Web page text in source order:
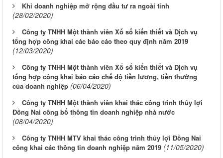
Khi doanh nghiệp mở rộng đầu tư ra ngoài tỉnh
(28/02/2020)
Công ty TNHH Một thành viên Xổ số kiến thiết và Dịch vụ
tổng hợp công khai các báo cáo theo quy định năm 2019
(12/03/2020)
Công ty TNHH Một thành viên Xổ số kiến thiết và Dịch vụ
tổng hợp công khai báo cáo chế độ tiền lương, tiền thưởng
của doanh nghiệp (06/04/2020)
Công ty TNHH Một thành viên khai thác công trình thủy lợi
Đồng Nai công bố thông tin doanh nghiệp nhà nước
(08/04/2020)
Công ty TNHH MTV khai thác công trình thủy lợi Đồng Nai
công khai các thông tin doanh nghiệp năm 2019 (11/05/2020)